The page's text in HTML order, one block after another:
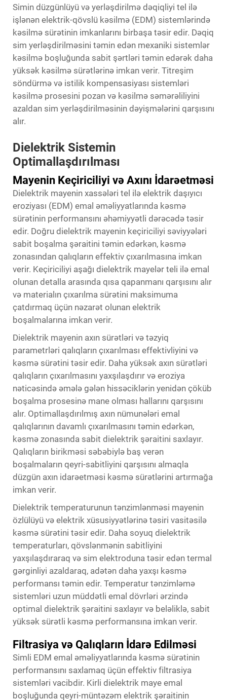
Simin düzgünlüyü və yerləşdirilmə dəqiqliyi tel ilə
işlənən elektrik-qövslü kəsilmə (EDM) sistemlərində
kəsilmə sürətinin imkanlarını birbaşa təsir edir. Dəqiq
sim yerləşdirilməsini təmin edən mexaniki sistemlər
kəsilmə boşluğunda sabit şərtləri təmin edərək daha
yüksək kəsilmə sürətlərinə imkan verir. Titreşim
söndürmə və istilik kompensasiyası sistemləri
kəsilmə prosesini pozan və kəsilmə səmərəliliyini
azaldan sim yerləşdirilməsinin dəyişmələrini qarşısını
alır.
Dielektrik Sistemin
Optimallaşdırılması
Mayenin Keçiriciliyi və Axını İdarəetməsi
Dielektrik mayenin xassələri tel ilə elektrik daşıyıcı
eroziyası (EDM) emal əməliyyatlarında kəsmə
sürətinin performansını əhəmiyyətli dərəcədə təsir
edir. Doğru dielektrik mayenin keçiriciliyi səviyyələri
sabit boşalma şəraitini təmin edərkən, kəsmə
zonasından qalıqların effektiv çıxarılmasına imkan
verir. Keçiriciliyi aşağı dielektrik mayelər teli ilə emal
olunan detalla arasında qısa qapanmanı qarşısını alır
və materialın çıxarılma sürətini maksimuma
çatdırmaq üçün nəzarət olunan elektrik
boşalmalarına imkan verir.
Dielektrik mayenin axın sürətləri və təzyiq
parametrləri qalıqların çıxarılması effektivliyini və
kəsmə sürətini təsir edir. Daha yüksək axın sürətləri
qalıqların çıxarılmasını yaxşılaşdırır və eroziya
nəticəsində əmələ gələn hissəciklərin yenidən çöküb
boşalma prosesinə mane olması hallarını qarşısını
alır. Optimallaşdırılmış axın nümunələri emal
qalıqlarının davamlı çıxarılmasını təmin edərkən,
kəsmə zonasında sabit dielektrik şəraitini saxlayır.
Qalıqların birikməsi səbəbiylə baş verən
boşalmaların qeyri-sabitliyini qarşısını almaqla
düzgün axın idarəetməsi kəsmə sürətlərini artırmağa
imkan verir.
Dielektrik temperaturunun tənzimlənməsi mayenin
özlülüyü və elektrik xüsusiyyətlərinə təsiri vasitəsilə
kəsmə sürətini təsir edir. Daha soyuq dielektrik
temperaturları, qövslənmənin sabitliyini
yaxşılaşdıraraq və sim elektroduna təsir edən termal
gərginliyi azaldaraq, adətən daha yaxşı kəsmə
performansı təmin edir. Temperatur tənzimləmə
sistemləri uzun müddətli emal dövrləri ərzində
optimal dielektrik şəraitini saxlayır və beləliklə, sabit
yüksək sürətli kəsmə performansına imkan verir.
Filtrasiya və Qalıqların İdarə Edilməsi
Simli EDM emal əməliyyatlarında kəsmə sürətinin
performansını saxlamaq üçün effektiv filtrasiya
sistemləri vacibdir. Kirli dielektrik maye emal
boşluğunda qeyri-müntəzəm elektrik şəraitinin